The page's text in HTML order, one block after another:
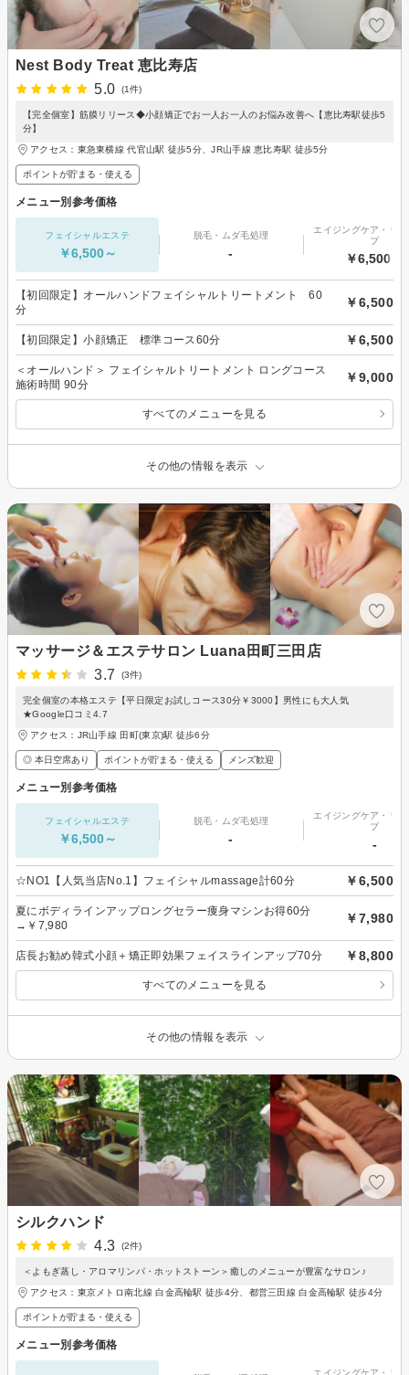
Nest Body Treat 恵比寿店
5.0
(1件)
【完全個室】筋膜リリース◆小顔矯正でお一人お一人のお悩み改善へ【恵比寿駅徒歩5
分】
アクセス：東急東横線 代官山駅 徒歩5分、JR山手線 恵比寿駅 徒歩5分
ポイントが貯まる・使える
メニュー別参考価格
フェイシャルエステ
￥6,500～
脱毛・ムダ毛処理
-
エイジングケア・リ
プ
￥6,500～
【初回限定】オールハンドフェイシャルトリートメント 60
分
￥6,500
【初回限定】小顔矯正 標準コース60分 ￥6,500
＜オールハンド＞ フェイシャルトリートメント ロングコース
施術時間 90分
￥9,000
すべてのメニューを見る
その他の情報を表示
マッサージ＆エステサロン Luana田町三田店
3.7
(3件)
完全個室の本格エステ【平日限定お試しコース30分￥3000】男性にも大人気
★Google口コミ4.7
アクセス：JR山手線 田町(東京)駅 徒歩6分
◎ 本日空席あり ポイントが貯まる・使える メンズ歓迎
メニュー別参考価格
フェイシャルエステ
￥6,500～
脱毛・ムダ毛処理
-
エイジングケア・リ
プ
-
☆NO1【人気当店No.1】フェイシャルmassage計60分 ￥6,500
夏にボディラインアップロングセラー痩身マシンお得60分
→￥7,980
￥7,980
店長お勧め韓式小顔＋矯正即効果フェイスラインアップ70分 ￥8,800
すべてのメニューを見る
その他の情報を表示
シルクハンド
4.3
(2件)
＜よもぎ蒸し・アロマリンパ・ホットストーン＞癒しのメニューが豊富なサロン♪
アクセス：東京メトロ南北線 白金高輪駅 徒歩4分、都営三田線 白金高輪駅 徒歩4分
ポイントが貯まる・使える
メニュー別参考価格
エイジングケア・リ